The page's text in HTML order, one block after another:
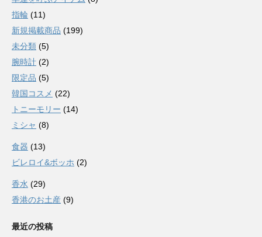
指輪 (11)
新規掲載商品 (199)
未分類 (5)
腕時計 (2)
限定品 (5)
韓国コスメ (22)
トニーモリー (14)
ミシャ (8)
食器 (13)
ビレロイ&ボッホ (2)
香水 (29)
香港のお土産 (9)
最近の投稿